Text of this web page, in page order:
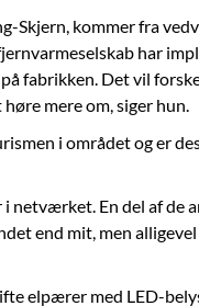
Skjern, kommer fra
har
fabrikken. Det vil
mere om, siger hun.
i området og er
netværket. En del af de
end mit, men
elpærer med LED-